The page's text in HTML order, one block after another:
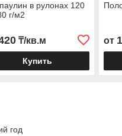
в рулонах 120
г/м2
₸/кв.м
Купить
от
год